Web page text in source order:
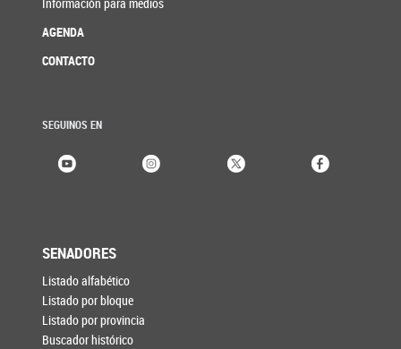
AGENDA
CONTACTO
SEGUINOS EN
SENADORES
Listado alfabético
Listado por bloque
Listado por provincia
Buscador histórico